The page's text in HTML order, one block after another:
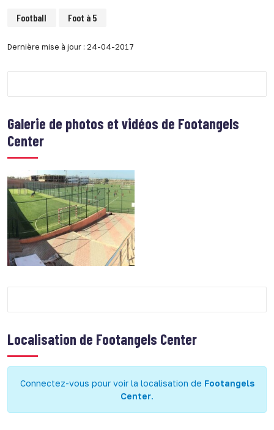
Football Foot à 5
Dernière mise à jour : 24-04-2017
Galerie de photos et vidéos de Footangels
Center
Localisation de Footangels Center
Connectez-vous pour voir la localisation de Footangels
Center.